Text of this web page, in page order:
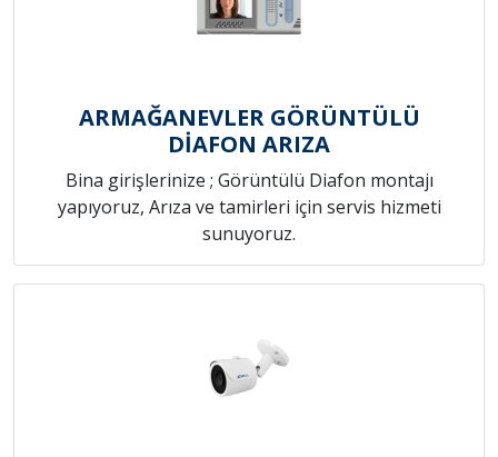
ARMAĞANEVLER GÖRÜNTÜLÜ
DİAFON ARIZA
Bina girişlerinize ; Görüntülü Diafon montajı
yapıyoruz, Arıza ve tamirleri için servis hizmeti
sunuyoruz.